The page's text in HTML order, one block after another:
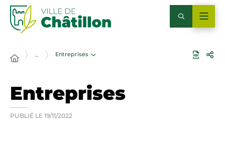
… Entreprises
Entreprises
PUBLIÉ LE 19/11/2022